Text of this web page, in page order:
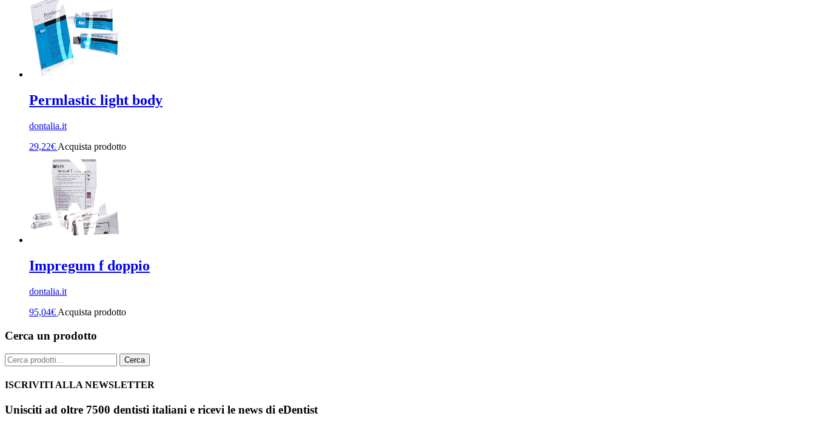
Permlastic light body
dontalia.it
29,22€ Acquista prodotto
Impregum f doppio
dontalia.it
95,04€ Acquista prodotto
Cerca un prodotto
Cerca: Cerca
ISCRIVITI ALLA NEWSLETTER
Unisciti ad oltre 7500 dentisti italiani e ricevi le news di eDentist